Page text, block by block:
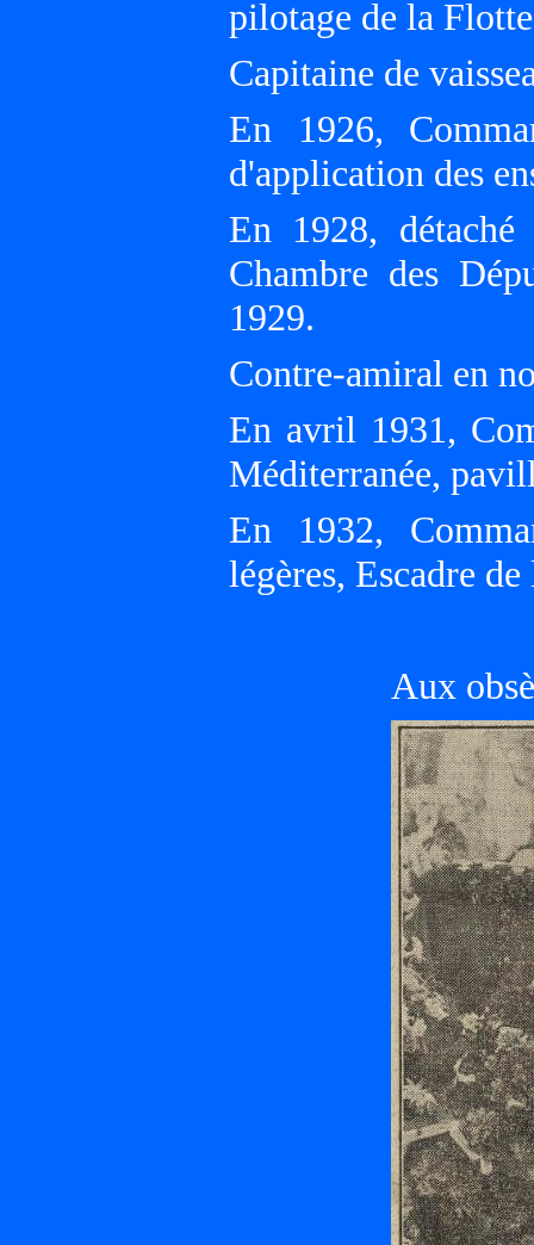
pilotage de la
Capitaine de
En 1926,
d'application des
En 1928,
Chambre des
1929.
Contre-amiral en
En avril 1931,
Méditerranée,
En 1932,
légères, Escadre
Aux